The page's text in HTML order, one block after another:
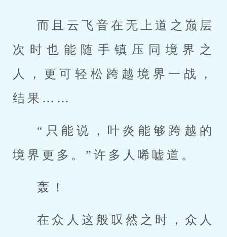
而且云飞音在无上道之巅层
次时也能随手镇压同境界之
人，更可轻松跨越境界一战，
结果……
“只能说，叶炎能够跨越的
境界更多。”许多人唏嘘道。
轰！
在众人这般叹然之时，众人